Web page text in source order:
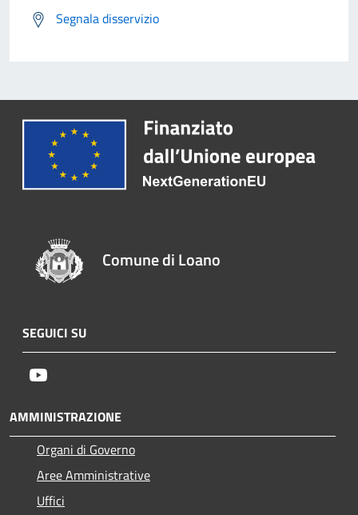
Segnala disservizio
Comune di Loano
SEGUICI SU
AMMINISTRAZIONE
Organi di Governo
Aree Amministrative
Uffici